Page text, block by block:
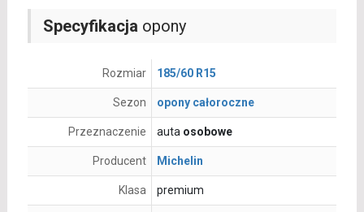
Specyfikacja opony
Rozmiar 185/60 R15
Sezon opony całoroczne
Przeznaczenie auta osobowe
Producent Michelin
Klasa premium